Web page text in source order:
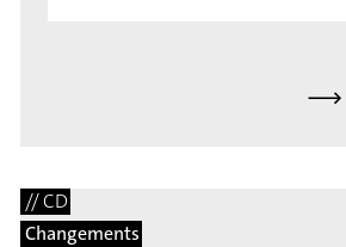
⟶
// CD
Changements